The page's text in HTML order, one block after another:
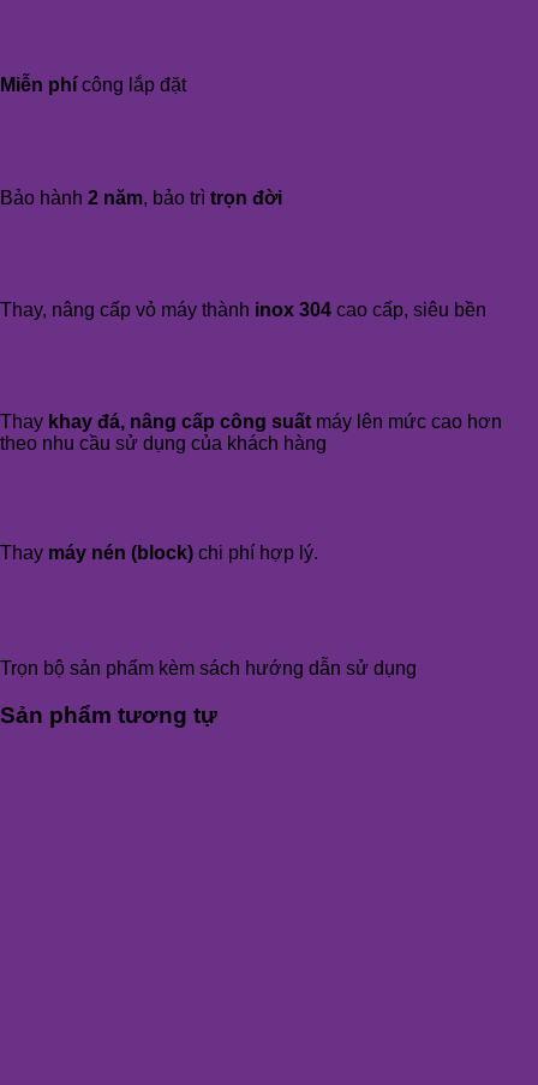
Miễn phí công lắp đặt
Bảo hành 2 năm, bảo trì trọn đời
Thay, nâng cấp vỏ máy thành inox 304 cao cấp, siêu bền
Thay khay đá, nâng cấp công suất máy lên mức cao hơn
theo nhu cầu sử dụng của khách hàng
Thay máy nén (block) chi phí hợp lý.
Trọn bộ sản phẩm kèm sách hướng dẫn sử dụng
Sản phẩm tương tự